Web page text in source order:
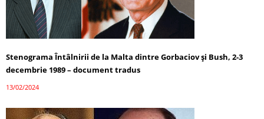
Stenograma Întâlnirii de la Malta dintre Gorbaciov și Bush, 2-3
decembrie 1989 – document tradus
13/02/2024